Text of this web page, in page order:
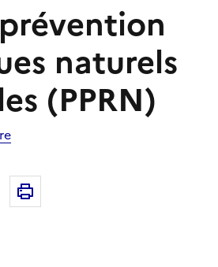
naturels
(PPRN)
par email
Copier dans le presse-papier